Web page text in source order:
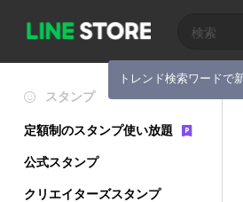
トレンド検索ワードで
スタンプ
定額制のスタンプ使い放題
公式スタンプ
クリエイターズスタンプ